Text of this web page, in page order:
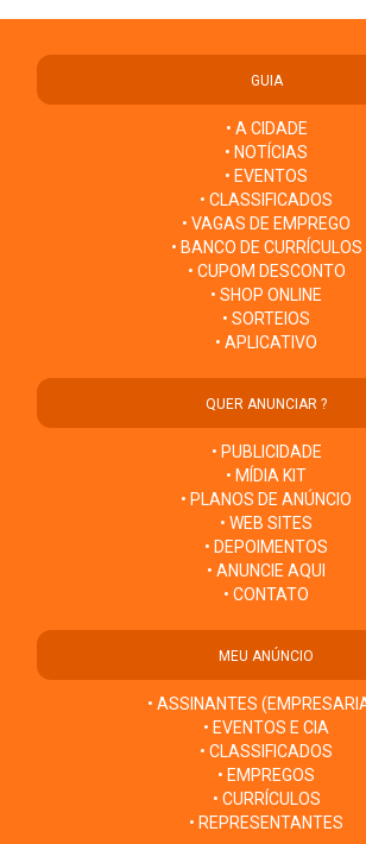
GUIA
• A CIDADE
• NOTÍCIAS
• EVENTOS
• CLASSIFICADOS
• VAGAS DE EMPREGO
• BANCO DE CURRÍCULOS
• CUPOM DESCONTO
• SHOP ONLINE
• SORTEIOS
• APLICATIVO
QUER ANUNCIAR ?
• PUBLICIDADE
• MÍDIA KIT
• PLANOS DE ANÚNCIO
• WEB SITES
• DEPOIMENTOS
• ANUNCIE AQUI
• CONTATO
MEU ANÚNCIO
• ASSINANTES
• EVENTOS E CIA
• CLASSIFICADOS
• EMPREGOS
• CURRÍCULOS
• REPRESENTANTES